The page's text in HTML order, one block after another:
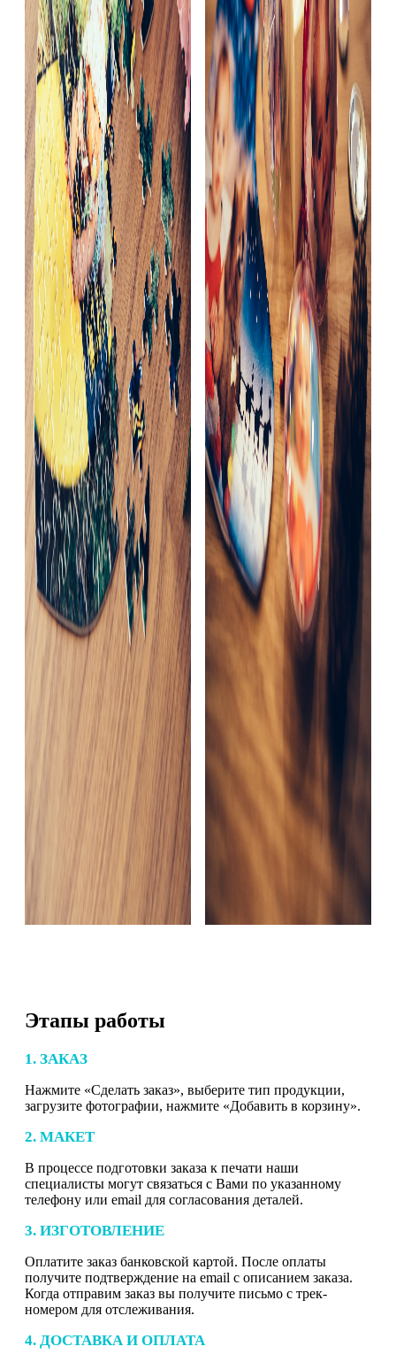
Этапы работы
1. ЗАКАЗ
Нажмите «Сделать заказ», выберите тип продукции,
загрузите фотографии, нажмите «Добавить в корзину».
2. МАКЕТ
В процессе подготовки заказа к печати наши
специалисты могут связаться с Вами по указанному
телефону или email для согласования деталей.
3. ИЗГОТОВЛЕНИЕ
Оплатите заказ банковской картой. После оплаты
получите подтверждение на email с описанием заказа.
Когда отправим заказ вы получите письмо с трек-
номером для отслеживания.
4. ДОСТАВКА И ОПЛАТА